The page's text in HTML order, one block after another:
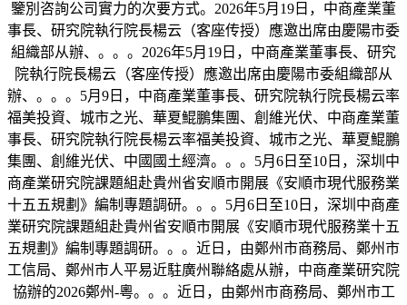
鑒別咨詢公司實力的次要方式。2026年5月19日，中商產業董
事長、研究院執行院長楊云（客座传授）應邀出席由慶陽市委
組織部从辦、。。。2026年5月19日，中商產業董事長、研究
院執行院長楊云（客座传授）應邀出席由慶陽市委組織部从
辦、。。。5月9日，中商產業董事長、研究院執行院長楊云率
福美投資、城市之光、華夏鯤鵬集團、創維光伏、中商產業董
事長、研究院執行院長楊云率福美投資、城市之光、華夏鯤鵬
集團、創維光伏、中國國土經濟。。。5月6日至10日，深圳中
商產業研究院課題組赴貴州省安順市開展《安順市現代服務業
十五五規劃》編制專題調研。。。5月6日至10日，深圳中商產
業研究院課題組赴貴州省安順市開展《安順市現代服務業十五
五規劃》編制專題調研。。。近日，由鄭州市商務局、鄭州市
工信局、鄭州市人平易近駐廣州聯絡處从辦，中商產業研究院
協辦的2026鄭州-粵。。。近日，由鄭州市商務局、鄭州市工